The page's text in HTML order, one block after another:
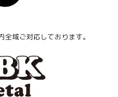
域ご対応しております。